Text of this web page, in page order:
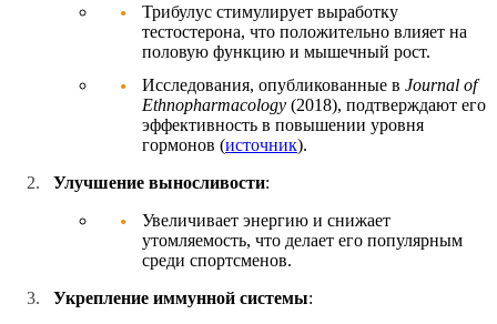
Трибулус стимулирует выработку
тестостерона, что положительно влияет на
половую функцию и мышечный рост.
Исследования, опубликованные в Journal of
Ethnopharmacology (2018), подтверждают его
эффективность в повышении уровня
гормонов (источник).
Улучшение выносливости:
Увеличивает энергию и снижает
утомляемость, что делает его популярным
среди спортсменов.
Укрепление иммунной системы: